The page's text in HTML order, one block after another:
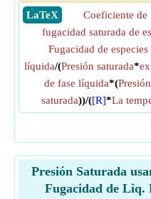
​ LaTeX
Coeficiente de
fugacidad saturada de
Fugacidad de especies
líquida/(Presión saturada*
de fase líquida*(Presión
saturada))/([R]*La
Presión Saturada
Fugacidad de Liq.